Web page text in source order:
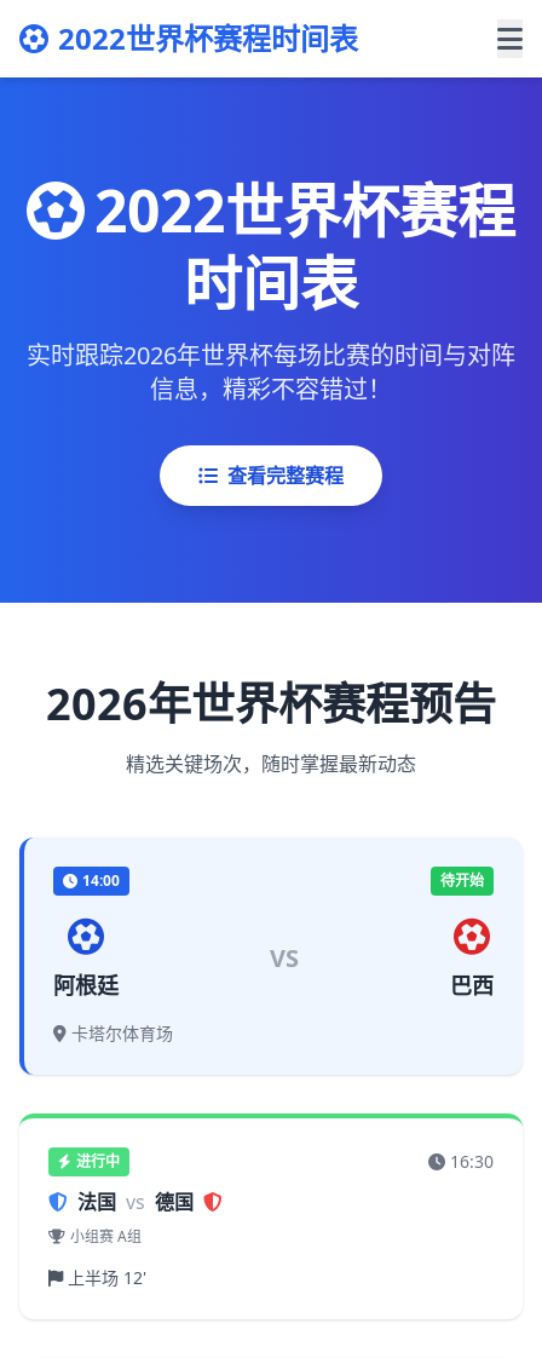
2022世界杯赛程时间表
2022世界杯赛程
时间表
实时跟踪2026年世界杯每场比赛的时间与对阵
信息，精彩不容错过！
查看完整赛程
2026年世界杯赛程预告
精选关键场次，随时掌握最新动态
14:00 待开始
阿根廷
VS
巴西
卡塔尔体育场
进行中 16:30
法国 vs 德国
小组赛 A组
上半场 12'